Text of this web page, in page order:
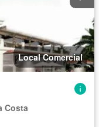
Local Comercial
Costa